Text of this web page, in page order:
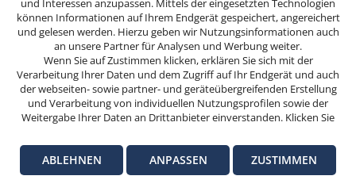
Glas
ab 8,00 €
Campari
4 cl
ab 5,60 €
Martini
4 cl
Wenn
Sie
weitersurfen,
stimmen
Sie
der
Cookie-
OK
und Interessen anzupassen. Mittels der eingesetzten Technologien
können Informationen auf Ihrem Endgerät gespeichert, angereichert
und gelesen werden. Hierzu geben wir Nutzungsinformationen auch
an unsere Partner für Analysen und Werbung weiter.
Wenn Sie auf Zustimmen klicken, erklären Sie sich mit der
Verarbeitung Ihrer Daten und dem Zugriff auf Ihr Endgerät und auch
der webseiten- sowie partner- und geräteübergreifenden Erstellung
und Verarbeitung von individuellen Nutzungsprofilen sowie der
Weitergabe Ihrer Daten an Drittanbieter einverstanden. Klicken Sie
notwendigen Verarbeitungen zustimmen möchten. Klicken Sie auf
Anpassen, um einzelnen Anbietern die Zustimmung zu erteilen.
Weitere Informationen finden Sie in unserenDatenschutz-
ABLEHNEN ANPASSEN ZUSTIMMEN